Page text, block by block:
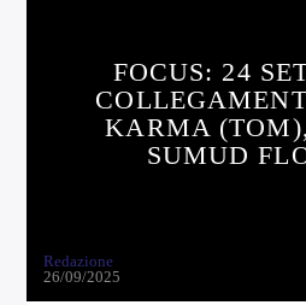
FOCUS: 24
KARMA
SUMUD
Redazione
26/09/2025